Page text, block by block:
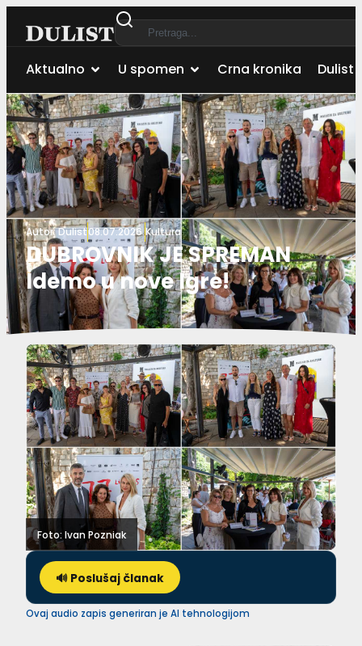
Aktualno U spomen Crna kronika Dulist
Autor:Dulist08.07.2026.Kultura
DUBROVNIK JE SPREMAN
Idemo u nove Igre!
Foto: Ivan Pozniak
🔊 Poslušaj članak
Ovaj audio zapis generiran je AI tehnologijom